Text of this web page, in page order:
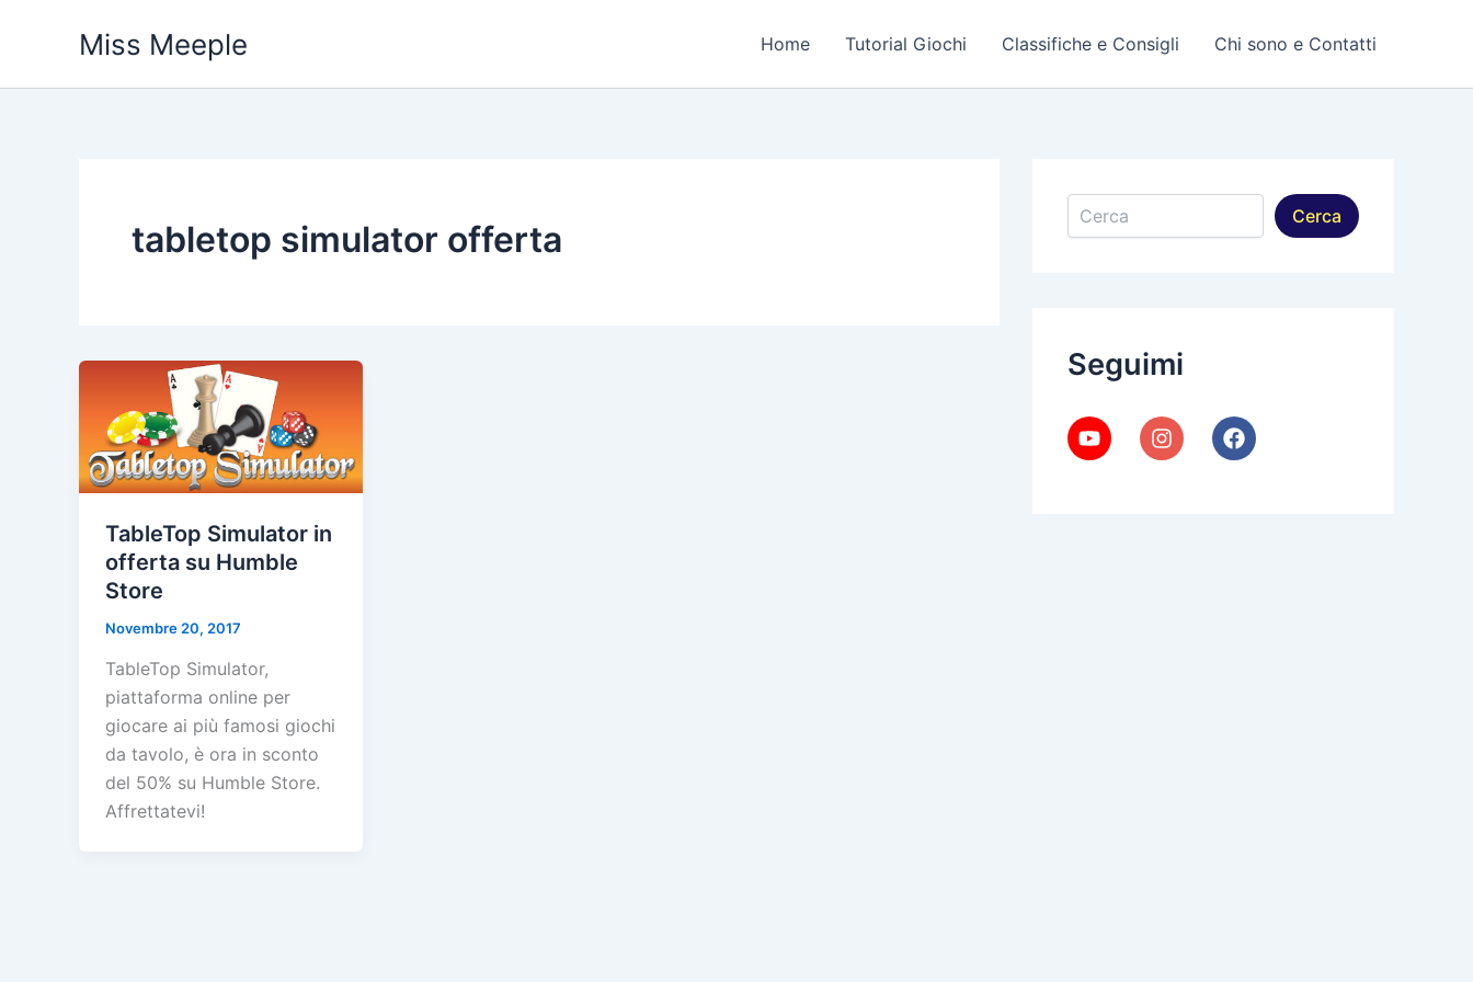
Miss Meeple Home Tutorial Giochi Classifiche e Consigli Chi sono e Contatti
tabletop simulator offerta
TableTop Simulator in
offerta su Humble
Store
Novembre 20, 2017
TableTop Simulator,
piattaforma online per
giocare ai più famosi giochi
da tavolo, è ora in sconto
del 50% su Humble Store.
Affrettatevi!
Cerca
Cerca
Seguimi